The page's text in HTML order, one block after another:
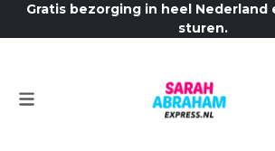
Gratis bezorging in heel Nederland
sturen.
Menu